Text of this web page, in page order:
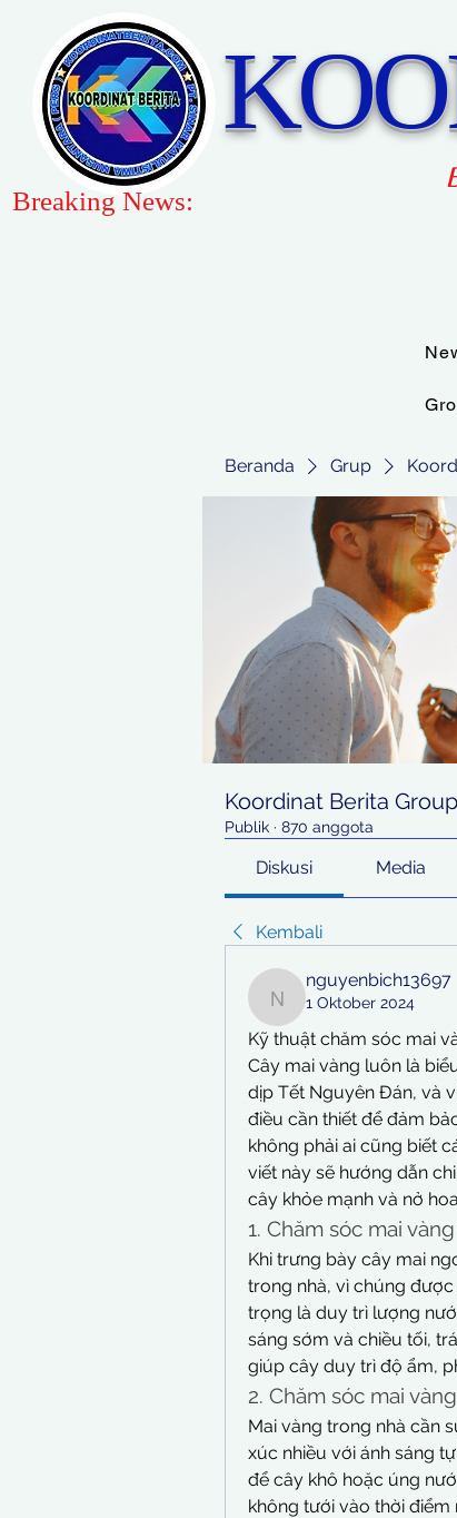
Breaking News:
Beranda Grup
Koordinat Berita Group
Publik · 870 anggota
Diskusi Media
Kembali
nguyenbich13697
nguyenbich13697
1 Oktober 2024
Kỹ thuật chăm sóc mai
Cây mai vàng luôn là
dịp Tết Nguyên Đán, và
điều cần thiết để đảm
không phải ai cũng biết
viết này sẽ hướng dẫn
cây khỏe mạnh và nở
1. Chăm sóc mai
Khi trưng bày cây mai
trong nhà, vì chúng
trọng là duy trì lượng
sáng sớm và chiều tối,
giúp cây duy trì độ ẩm,
2. Chăm sóc mai
Mai vàng trong nhà cần
xúc nhiều với ánh sáng
để cây khô hoặc úng
không tưới vào thời điểm